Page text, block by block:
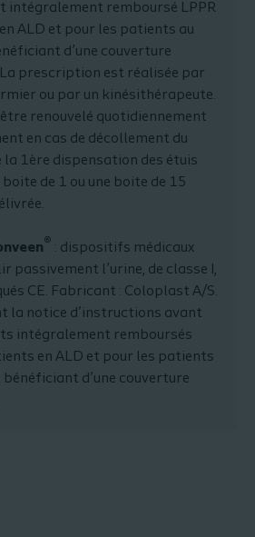
intégralement remboursé LPPR
ALD et pour les patients au
d’une couverture
prescription est réalisée par
ou par un kinésithérapeute.
être renouvelé quotidiennement
en cas de décollement du
1ère dispensation des étuis
boite de 1 ou une boite de 15
® : dispositifs médicaux
passivement l’urine, de classe I,
CE. Fabricant : Coloplast A/S.
la notice d’instructions avant
intégralement remboursés
en ALD et pour les patients
d’une couverture